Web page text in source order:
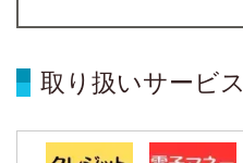
取り扱いサービス